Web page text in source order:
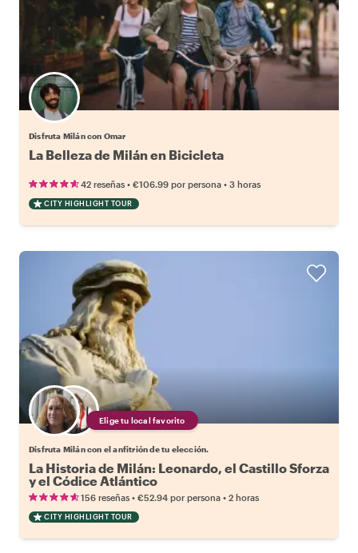
Disfruta Milán con Omar
La Belleza de Milán en Bicicleta
42 reseñas • €106.99 por persona • 3 horas
CITY HIGHLIGHT TOUR
Elige tu local favorito
Disfruta Milán con el anfitrión de tu elección.
La Historia de Milán: Leonardo, el Castillo Sforza
y el Códice Atlántico
156 reseñas • €52.94 por persona • 2 horas
CITY HIGHLIGHT TOUR